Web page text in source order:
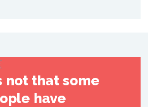
not that some
have